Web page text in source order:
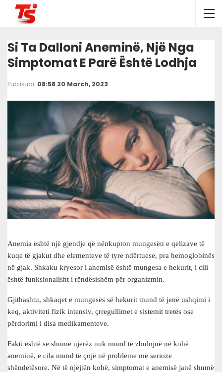
Si Ta Dalloni Aneminë, Një Nga
Simptomat E Parë Është Lodhja
Publikuar 08:58 20 March, 2023
Anemia është një gjendje që nënkupton mungesën e qelizave të
kuqe të gjakut dhe elementeve të tyre ndërtuese, pra hemoglobinës
në gjak. Shkaku kryesor i anemisë është mungesa e hekurit, i cili
është funksionalisht i rëndësishëm për organizmin.
Gjithashtu, shkaqet e mungesës së hekurit mund të jenë ushqimi i
keq, aktiviteti fizik intensiv, çrregullimet e sistemit tretës ose
përdorimi i disa medikamenteve.
Fakti është se shumë njerëz nuk mund të zbulojnë në kohë
aneminë, e cila mund të çojë në probleme më serioze
shëndetësore. Në të njëjtën kohë, simptomat e anemisë janë shumë